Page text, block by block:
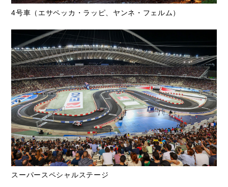
4号車（エサペッカ・ラッピ、ヤンネ・フェルム）
スーパースペシャルステージ